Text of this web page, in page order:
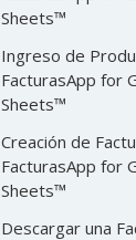
Sheets™
Ingreso de
FacturasApp for
Sheets™
Creación de
FacturasApp for
Sheets™
Descargar una